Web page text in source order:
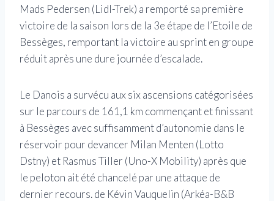
Mads Pedersen (Lidl-Trek) a remporté sa première
victoire de la saison lors de la 3e étape de l’Etoile de
Bessèges, remportant la victoire au sprint en groupe
réduit après une dure journée d’escalade.
Le Danois a survécu aux six ascensions catégorisées
sur le parcours de 161,1 km commençant et finissant
à Bessèges avec suffisamment d’autonomie dans le
réservoir pour devancer Milan Menten (Lotto
Dstny) et Rasmus Tiller (Uno-X Mobility) après que
le peloton ait été chancelé par une attaque de
dernier recours. de Kévin Vauquelin (Arkéa-B&B